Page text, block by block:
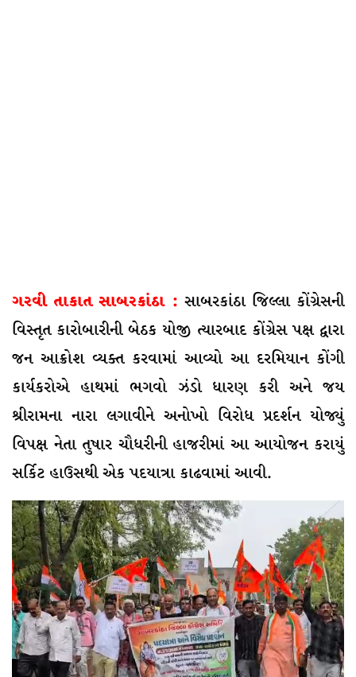
ગરવી તાકાત સાબરકાંઠા : સાબરકાંઠા જિલ્લા કોંગ્રેસની
વિસ્તૃત કારોબારીની બેઠક યોજી ત્યારબાદ કોંગ્રેસ પક્ષ દ્વારા
જન આક્રોશ વ્યક્ત કરવામાં આવ્યો આ દરમિયાન કોંગી
કાર્યકરોએ હાથમાં ભગવો ઝંડો ધારણ કરી અને જય
શ્રીરામના નારા લગાવીને અનોખો વિરોધ પ્રદર્શન યોજ્યું
વિપક્ષ નેતા તુષાર ચૌધરીની હાજરીમાં આ આયોજન કરાયું
સર્કિટ હાઉસથી એક પદયાત્રા કાઢવામાં આવી.